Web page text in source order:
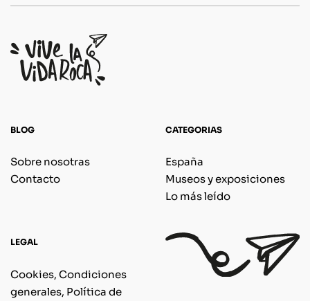
BLOG
Sobre nosotras
Contacto
CATEGORIAS
España
Museos y exposiciones
Lo más leído
LEGAL
Cookies, Condiciones
generales, Política de